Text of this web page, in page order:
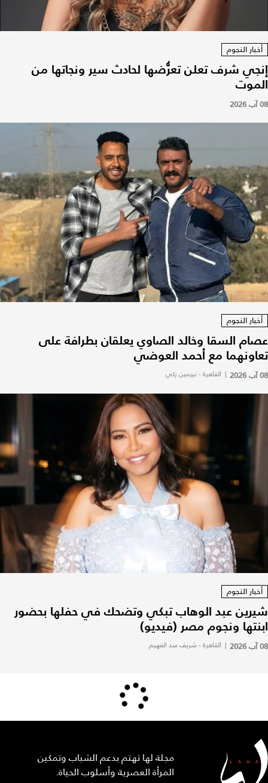
أخبار النجوم
إنجي شرف تعلن تعرُّضها لحادث سير ونجاتها من
الموت
08 آب 2026
أخبار النجوم
عصام السقا وخالد الصاوي يعلقان بطرافة على
تعاونهما مع أحمد العوضي
08 آب 2026 | القاهرة - نيرمين زكي
أخبار النجوم
شيرين عبد الوهاب تبكي وتضحك في حفلها بحضور
ابنتها ونجوم مصر (فيديو)
08 آب 2026 | القاهرة - شريف عبد الفهيم
مجلة لها تهتم بدعم الشباب وتمكين
المرأة العصرية وأسلوب الحياة.